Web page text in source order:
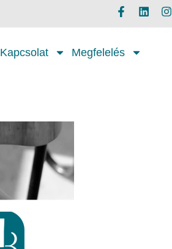
Kapcsolat
Megfelelés